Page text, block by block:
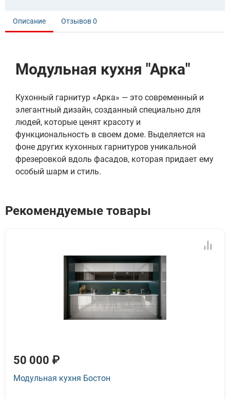
Описание Отзывов0
Модульная кухня "Арка"
Кухонный гарнитур «Арка» — это современный и
элегантный дизайн, созданный специально для
людей, которые ценят красоту и
функциональность в своем доме. Выделяется на
фоне других кухонных гарнитуров уникальной
фрезеровкой вдоль фасадов, которая придает ему
особый шарм и стиль.
Рекомендуемые товары
50 000 ₽
Модульная кухня Бостон